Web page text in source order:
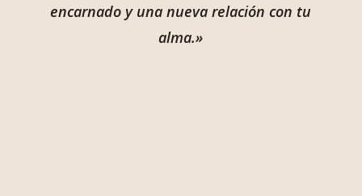
encarnado y una nueva relación con tu
alma.»